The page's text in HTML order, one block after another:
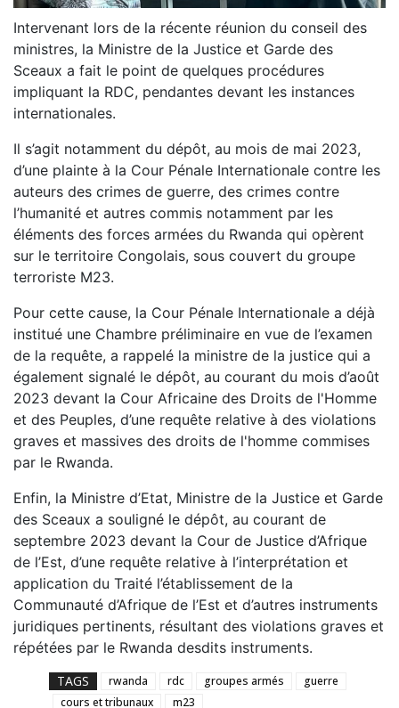
Intervenant lors de la récente réunion du conseil des
ministres, la Ministre de la Justice et Garde des
Sceaux a fait le point de quelques procédures
impliquant la RDC, pendantes devant les instances
internationales.
Il s’agit notamment du dépôt, au mois de mai 2023,
d’une plainte à la Cour Pénale Internationale contre les
auteurs des crimes de guerre, des crimes contre
l’humanité et autres commis notamment par les
éléments des forces armées du Rwanda qui opèrent
sur le territoire Congolais, sous couvert du groupe
terroriste M23.
Pour cette cause, la Cour Pénale Internationale a déjà
institué une Chambre préliminaire en vue de l’examen
de la requête, a rappelé la ministre de la justice qui a
également signalé le dépôt, au courant du mois d’août
2023 devant la Cour Africaine des Droits de l'Homme
et des Peuples, d’une requête relative à des violations
graves et massives des droits de l'homme commises
par le Rwanda.
Enfin, la Ministre d’Etat, Ministre de la Justice et Garde
des Sceaux a souligné le dépôt, au courant de
septembre 2023 devant la Cour de Justice d’Afrique
de l’Est, d’une requête relative à l’interprétation et
application du Traité l’établissement de la
Communauté d’Afrique de l’Est et d’autres instruments
juridiques pertinents, résultant des violations graves et
répétées par le Rwanda desdits instruments.
TAGS rwanda rdc groupes armés
guerre
cours et tribunaux
m23